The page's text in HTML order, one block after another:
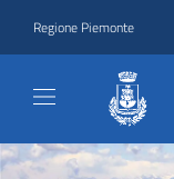
Regione Piemonte